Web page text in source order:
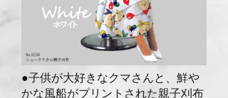
●子供が大好きなクマさんと、鮮や
かな風船がプリントされた親子刈布